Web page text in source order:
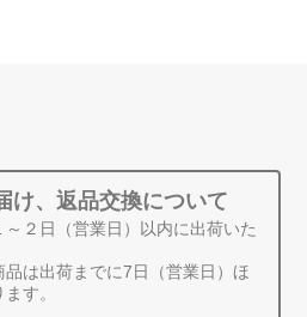
け、返品交換について
～２日（営業日）以内に出荷いた
品は出荷までに7日（営業日）ほ
す。